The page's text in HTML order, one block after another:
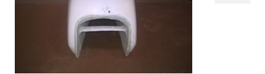
Projets en cours
Mon compte
Mon panier